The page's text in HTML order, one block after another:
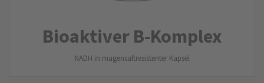
Bioaktiver B-Komplex
NADH in magensaftresistenter Kapsel